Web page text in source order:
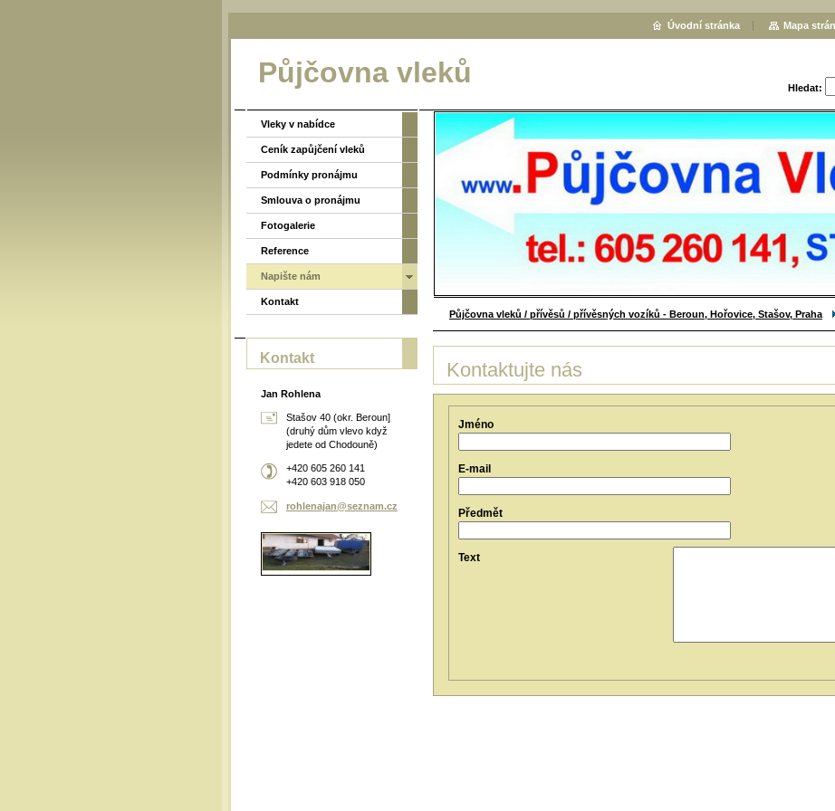
Půjčovna vleků Hledat:
Půjčovna vleků / přívěsů / přívěsných vozíků - Beroun, Hořovice, Stašov, Praha
Kontaktujte nás
Jméno
E-mail
Předmět
Text
Vleky v nabídce
Ceník zapůjčení vleků
Podmínky pronájmu
Smlouva o pronájmu
Fotogalerie
Reference
Napište nám
Kontakt
Kontakt
Jan Rohlena
Stašov 40 (okr. Beroun]
(druhý dům vlevo když
jedete od Chodouně)
+420 605 260 141
+420 603 918 050
rohlenajan@seznam.cz
Úvodní stránka Mapa